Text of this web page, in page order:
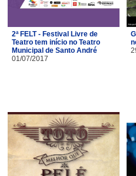
2ª FELT - Festival Livre de
Teatro tem início no Teatro
Municipal de Santo André
01/07/2017